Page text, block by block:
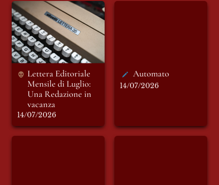
Lettera Editoriale
Mensile di Luglio:
Una Redazione in
vacanza
Lettera Editoriale
Mensile di Luglio:
Una Redazione in
vacanza
14/07/2026
Automato
14/07/2026